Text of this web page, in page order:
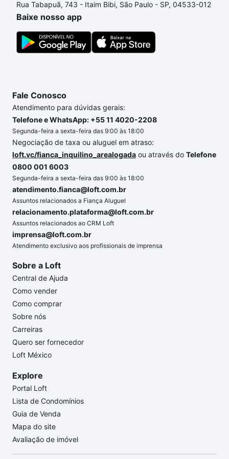
custa comprar um apartamento e conte com a
gente para comprar o imóvel dos seus sonhos com
segurança e conforto. Loft, com você até as
chaves.
Rua Tabapuã, 743 - Itaim Bibi, São Paulo - SP, 04533-012
Baixe nosso app
Fale Conosco
Atendimento para dúvidas gerais:
Telefone e WhatsApp: +55 11 4020-2208
Segunda-feira a sexta-feira das 9:00 às 18:00
Negociação de taxa ou aluguel em atraso:
loft.vc/fianca_inquilino_arealogada ou através do Telefone
0800 001 6003
Segunda-feira a sexta-feira das 9:00 às 18:00
atendimento.fianca@loft.com.br
Assuntos relacionados a Fiança Aluguel
relacionamento.plataforma@loft.com.br
Assuntos relacionados ao CRM Loft
imprensa@loft.com.br
Atendimento exclusivo aos profissionais de imprensa
Sobre a Loft
Central de Ajuda
Como vender
Como comprar
Sobre nós
Carreiras
Quero ser fornecedor
Loft México
Explore
Portal Loft
Lista de Condomínios
Guia de Venda
Mapa do site
Avaliação de imóvel